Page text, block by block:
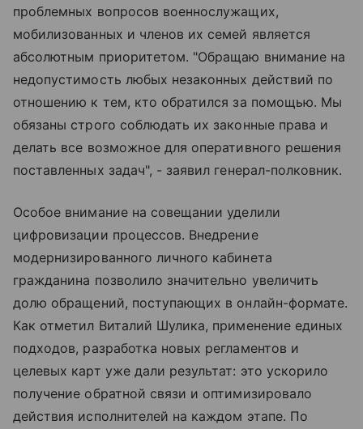
проблемных вопросов военнослужащих,
мобилизованных и членов их семей является
абсолютным приоритетом. "Обращаю внимание на
недопустимость любых незаконных действий по
отношению к тем, кто обратился за помощью. Мы
обязаны строго соблюдать их законные права и
делать все возможное для оперативного решения
поставленных задач", - заявил генерал-полковник.
Особое внимание на совещании уделили
цифровизации процессов. Внедрение
модернизированного личного кабинета
гражданина позволило значительно увеличить
долю обращений, поступающих в онлайн-формате.
Как отметил Виталий Шулика, применение единых
подходов, разработка новых регламентов и
целевых карт уже дали результат: это ускорило
получение обратной связи и оптимизировало
действия исполнителей на каждом этапе. По